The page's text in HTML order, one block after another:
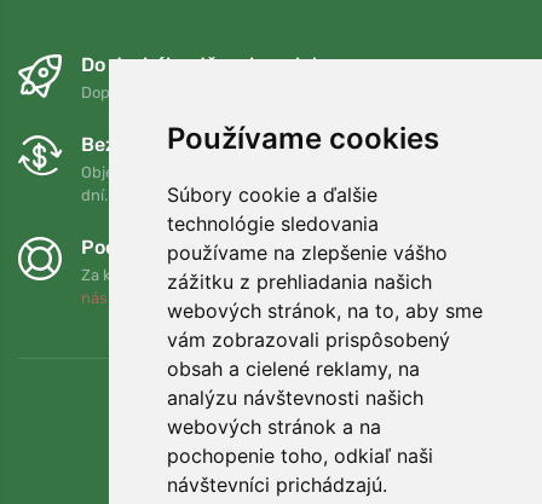
Používame cookies
Súbory cookie a ďalšie
technológie sledovania
používame na zlepšenie vášho
zážitku z prehliadania našich
webových stránok, na to, aby sme
vám zobrazovali prispôsobený
obsah a cielené reklamy, na
analýzu návštevnosti našich
webových stránok a na
pochopenie toho, odkiaľ naši
návštevníci prichádzajú.
Do druhého dňa a bezplatne
Doprava zadarmo pri objednávkach nad 75 EUR
Bezplatná výmena a vrátenie tovaru
Objednávku môžete kedykoľvek vrátiť alebo vymeniť do 90
dní.
Podporujeme Trees.org
Za každú objednávku zasadíme strom! Prečítajte si viac
nás